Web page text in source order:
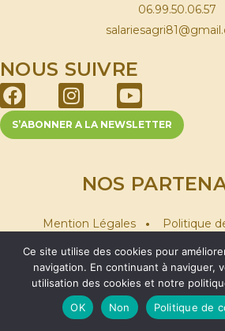
06.99.50.06.57
NOUS SUIVRE
S’ABONNER A LA NEWSLETTER
NOS
Mention Légales •
Politique
Association des salariés agricoles
Ce site utilise des cookies pour
navigation. En continuant à naviguer,
utilisation des cookies et notre
OK
Non Politique de